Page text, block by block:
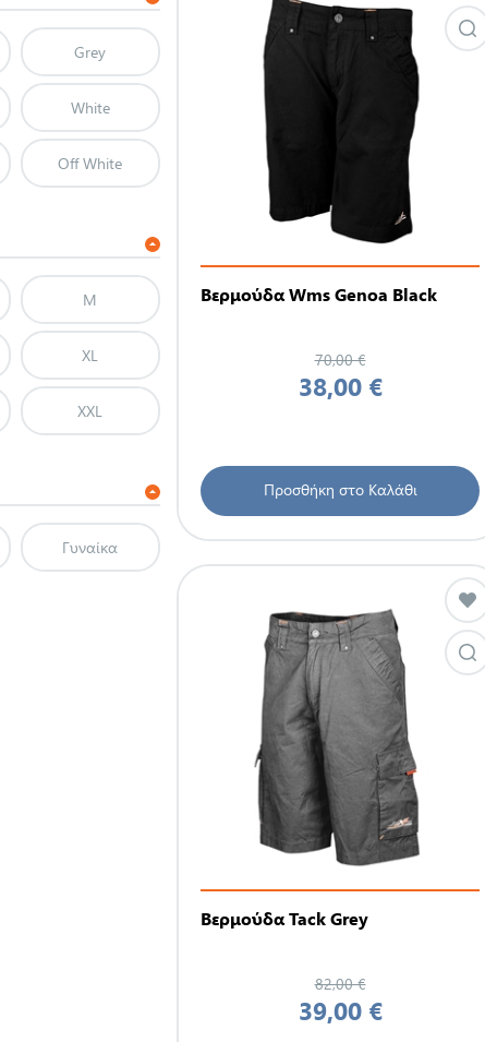
Grey
White
Off White
M
XL
XXL
Γυναίκα
Βερμούδα Wms Genoa Black
70,00 €
38,00 €
Προσθήκη στο Καλάθι
Βερμούδα Tack Grey
82,00 €
39,00 €